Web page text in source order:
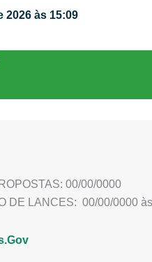
2026 às 15:09
00/00/0000
DE LANCES: 00/00/0000